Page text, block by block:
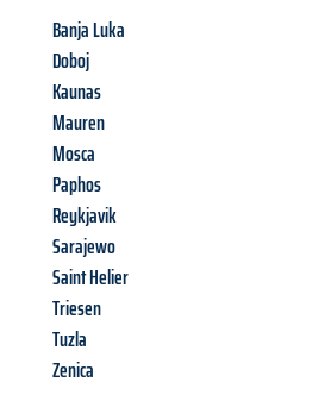
Banja Luka
Doboj
Kaunas
Mauren
Mosca
Paphos
Reykjavik
Sarajewo
Saint Helier
Triesen
Tuzla
Zenica